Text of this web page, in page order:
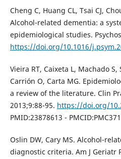
Cheng C, Huang CL, Tsai CJ,
Alcohol-related dementia: a
epidemiological studies.
https://doi.org/10.1016/
Vieira RT, Caixeta L, Machado
Carrión O, Carta MG.
a review of the literature. Clin
2013;9:88-95. https://doi.org/
PMID:23878613 -
Oslin DW, Cary MS. Alcohol-
diagnostic criteria. Am J Geriatr